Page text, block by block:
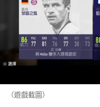
（遊戲截圖）